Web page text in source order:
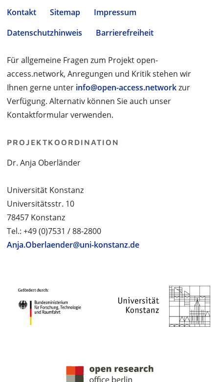
Kontakt Sitemap
Impressum
Datenschutzhinweis
Barrierefreiheit
Für allgemeine Fragen zum Projekt open-
access.network, Anregungen und Kritik stehen wir
Ihnen gerne unter info@open-access.networkzur
Verfügung. Alternativ können Sie auch unser
Kontaktformular verwenden.
PROJEKTKOORDINATION
Dr. Anja Oberländer
Universität Konstanz
Universitätsstr. 10
78457 Konstanz
Tel.: +49 (0)7531 / 88-2800
Anja.Oberlaender@uni-konstanz.de